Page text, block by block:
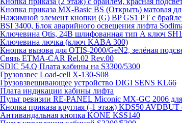
Кнопка приказа MX-Basic BS (Открыть) матовая
Нажимной элемент кнопки (G) BP GS1 PT с
BSI 3400, Блок аварийного освещения лифта
Ключевина Otis, 24В шлифованная тип А ключ
Ключевина лючка (ключ KABA 300)
Кнопка вызова для OTIS-2000/GeN2, зелёная
Связь ETMA-CAR Rel.02 Rev.00
SDIC 54.Q Плата кабины на S3300/5300
Грузовзвес Load-cell X-130-S08
Грузовзвешивающее устройство DIGI SENS KL66
Плата индикации кабины лифта
Пульт ревизии RE-PANEL Miconic MX-GC 2006
Кнопка приказа круглая (-1 этаж) KDS50 AVDBUT
Антивандальная кнопка KONE KSS140